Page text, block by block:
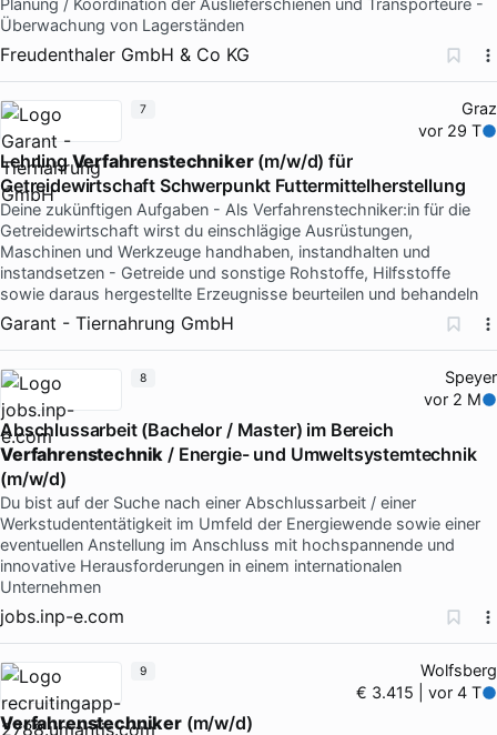
Planung / Koordination der Auslieferschienen und Transporteure -
Überwachung von Lagerständen
Freudenthaler GmbH & Co KG
Graz
vor 29 T
LehrlingVerfahrenstechniker(m/w/d) für
Getreidewirtschaft Schwerpunkt Futtermittelherstellung
Deine zukünftigen Aufgaben - Als Verfahrenstechniker:in für die
Getreidewirtschaft wirst du einschlägige Ausrüstungen,
Maschinen und Werkzeuge handhaben, instandhalten und
instandsetzen - Getreide und sonstige Rohstoffe, Hilfsstoffe
sowie daraus hergestellte Erzeugnisse beurteilen und behandeln
Garant - Tiernahrung GmbH
7
Speyer
vor 2 M
Abschlussarbeit (Bachelor / Master) im Bereich
Verfahrenstechnik / Energie- und Umweltsystemtechnik
(m/w/d)
Du bist auf der Suche nach einer Abschlussarbeit / einer
Werkstudententätigkeit im Umfeld der Energiewende sowie einer
eventuellen Anstellung im Anschluss mit hochspannende und
innovative Herausforderungen in einem internationalen
Unternehmen
jobs.inp-e.com
8
Wolfsberg
€ 3.415 | vor 4 T
Verfahrenstechniker(m/w/d)
9